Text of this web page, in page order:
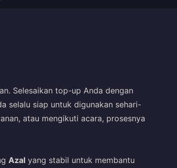
Selesaikan top-up Anda dengan
selalu siap untuk digunakan sehari-
atau mengikuti acara, prosesnya
Azal yang stabil untuk membantu